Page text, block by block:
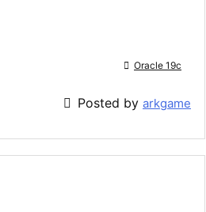
 Oracle 19c
 Posted by arkgame